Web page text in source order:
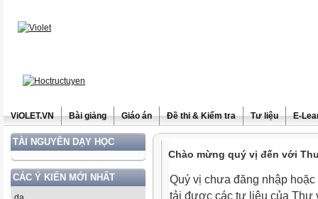
ViOLET.VN Bài giảng Giáo án Đề thi & Kiểm tra Tư liệu E-
TÀI NGUYÊN DẠY HỌC
CÁC Ý KIẾN MỚI NHẤT
Chào mừng quý vị đến với
Quý vị chưa đăng nhập
tải được các tư liệu của Thư